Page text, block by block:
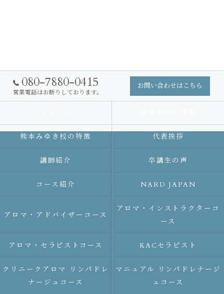
080-7880-0415
営業電話はお断りしております。
お問い合わせはこちら
熊本みゆき校の特徴 代表挨拶
講師紹介 卒講生の声
コース紹介 NARD JAPAN
アロマ・アドバイザーコース
アロマ・インストラクターコ
ース
アロマ・セラピストコース KACセラピスト
クリニークアロマ リンパドレ
ナージュコース
マニュアル リンパドレナージ
ュコース